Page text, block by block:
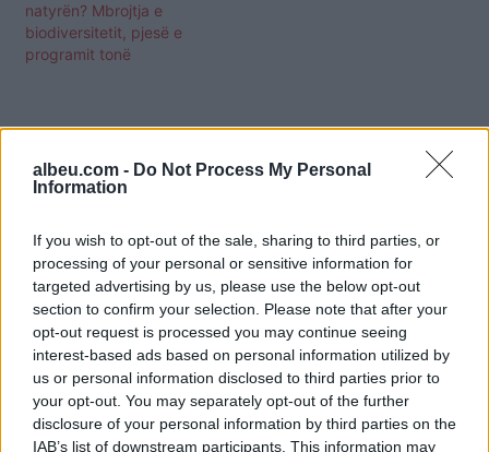
albeu.com - Do Not Process My Personal
Information
If you wish to opt-out of the sale, sharing to third parties, or
processing of your personal or sensitive information for
targeted advertising by us, please use the below opt-out
section to confirm your selection. Please note that after your
opt-out request is processed you may continue seeing
interest-based ads based on personal information utilized by
us or personal information disclosed to third parties prior to
your opt-out. You may separately opt-out of the further
disclosure of your personal information by third parties on the
IAB’s list of downstream participants. This information may
natyrën? Mbrojtja e
biodiversitetit, pjesë e
programit tonë
Shtuarmë 3.06.2026 13:33